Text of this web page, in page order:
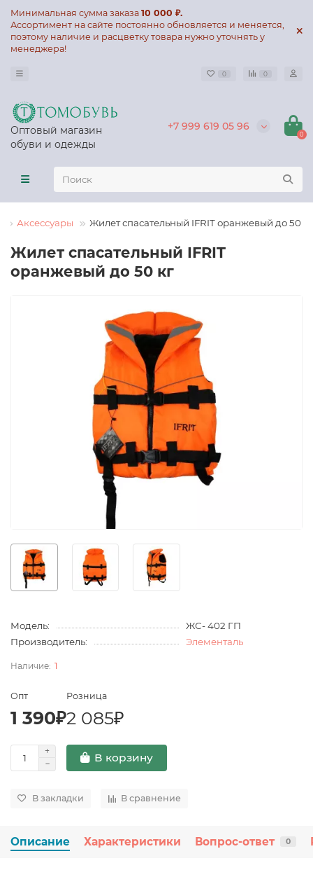
Минимальная сумма заказа 10 000 ₽.
Ассортимент на сайте постоянно обновляется и меняется,
поэтому наличие и расцветку товара нужно уточнять у
менеджера!
0 0
Оптовый магазин
обуви и одежды
+7 999 619 05 96
0
Аксессуары Жилет спасательный IFRIT оранжевый до 50 кг
Жилет спасательный IFRIT
оранжевый до 50 кг
Модель:
ЖС- 402 ГП
Производитель:
Элементаль
1
Опт
1 390₽
Розница
2 085₽
В корзину
В закладки В сравнение
Описание Характеристики Вопрос-ответ 0